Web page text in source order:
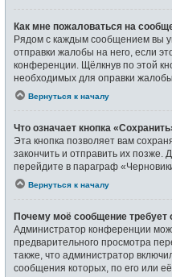
Как мне пожаловаться на
Рядом с каждым сообщением вы
отправки жалобы на него, если
конференции. Щёлкнув по этой
необходимых для оправки
Вернуться к началу
Что означает кнопка
Эта кнопка позволяет вам
закончить и отправить их позже.
перейдите в параграф
Вернуться к началу
Почему моё сообщение требует
Администратор конференции
предварительного просмотра
также, что администратор
сообщения которых, по его или